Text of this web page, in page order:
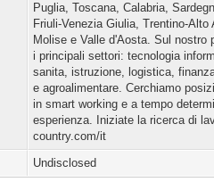
Puglia, Toscana, Calabria,
Friuli-Venezia Giulia, Trentino-
Molise e Valle d'Aosta. Sul nostro
i principali settori: tecnologia
sanita, istruzione, logistica,
e agroalimentare. Cerchiamo
in smart working e a tempo
esperienza. Iniziate la ricerca di
country.com/it
Undisclosed